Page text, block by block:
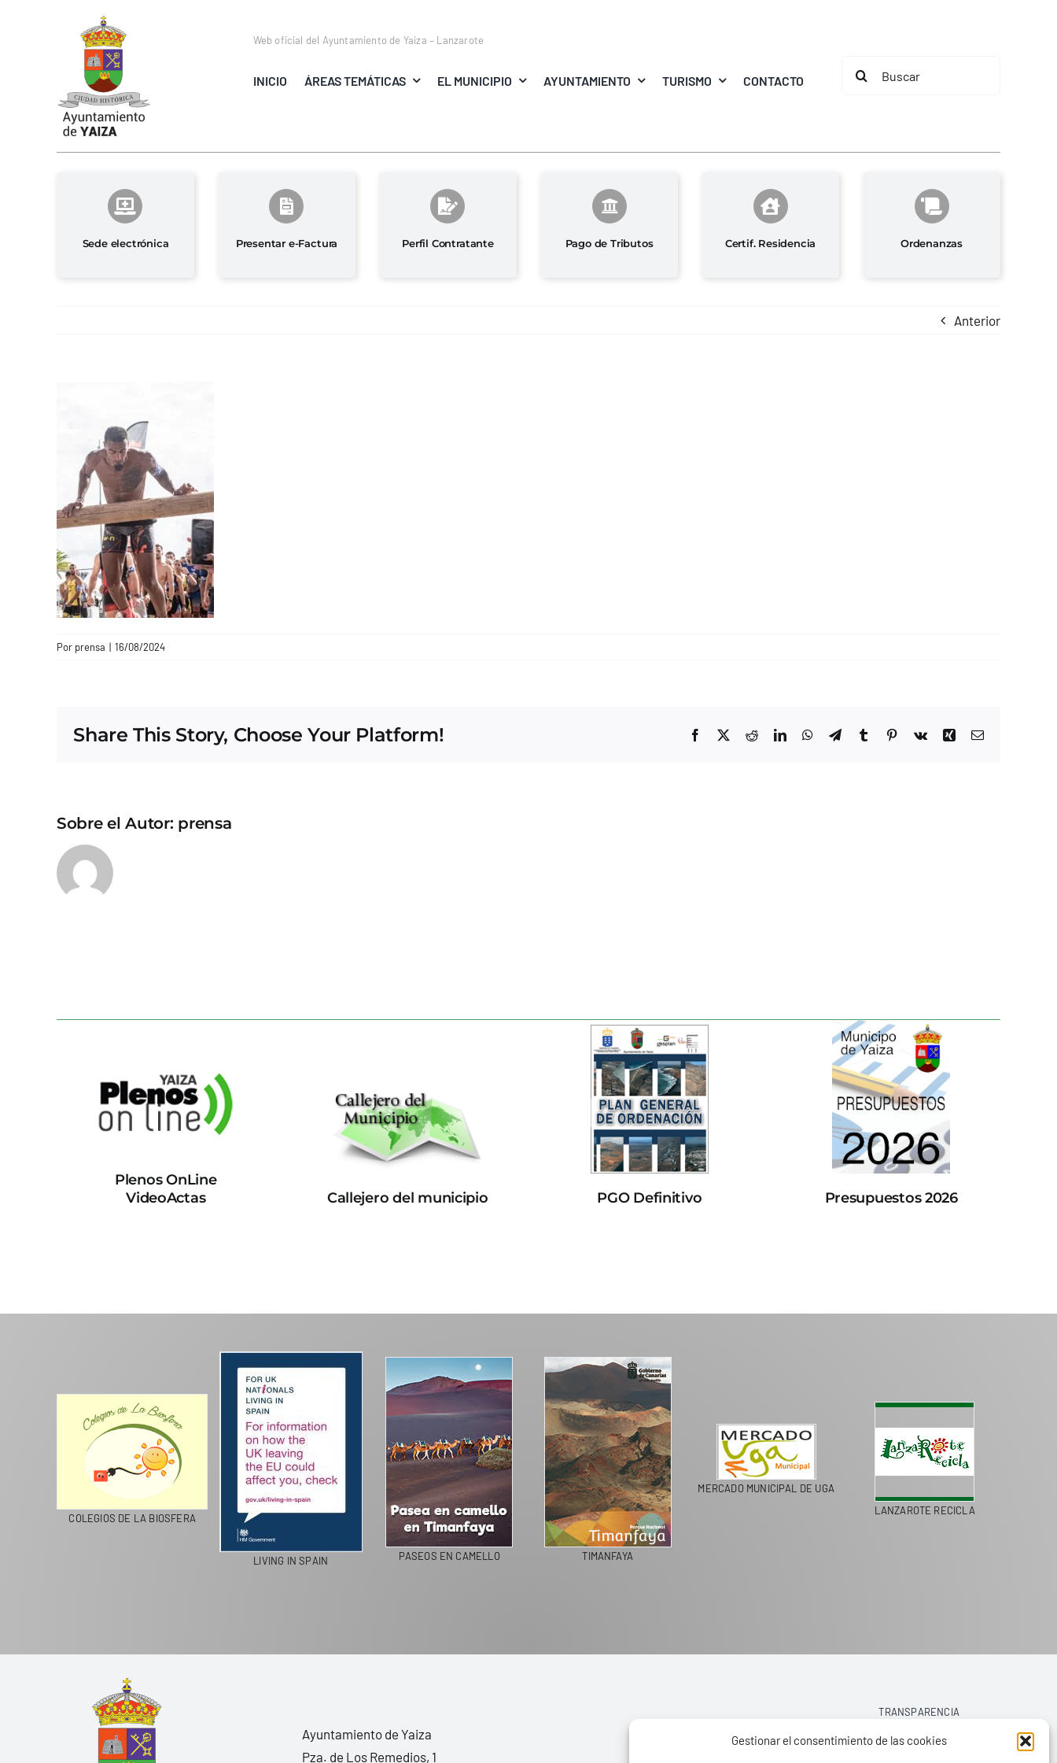
Gestionar el consentimiento de las cookies
Web oficial del Ayuntamiento de Yaiza – Lanzarote
INICIO ÁREAS TEMÁTICAS EL MUNICIPIO AYUNTAMIENTO TURISMO CONTACTO
Buscar:
Sede electrónica Presentar e-Factura Perfil Contratante Pago de Tributos Certif. Residencia Ordenanzas
Anterior
Por prensa | 16/08/2024
Share This Story, Choose Your Platform! Facebook
X RedditLinkedInWhatsApp
TelegramTumblrPinterest
Vk Xing Correo
Sobre el Autor: prensa
Plenos OnLine
VideoActas
Callejero del municipio PGO Definitivo Presupuestos 2026
COLEGIOS DE LA BIOSFERA
LIVING IN SPAIN PASEOS EN CAMELLO TIMANFAYA
MERCADO MUNICIPAL DE UGA
LANZAROTE RECICLA
Ayuntamiento de Yaiza
Pza. de Los Remedios, 1
TRANSPARENCIA